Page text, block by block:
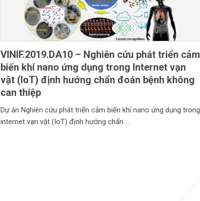
VINIF.2019.DA10 – Nghiên cứu phát triển cảm
biến khí nano ứng dụng trong Internet vạn
vật (IoT) định hướng chẩn đoán bệnh không
can thiệp
Dự án Nghiên cứu phát triển cảm biến khí nano ứng dụng trong
internet vạn vật (IoT) định hướng chẩn